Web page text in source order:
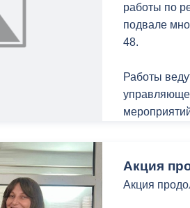
работы по
подвале
48.
Работы
Телефон
8 (8672) 20-
Акция
Акция